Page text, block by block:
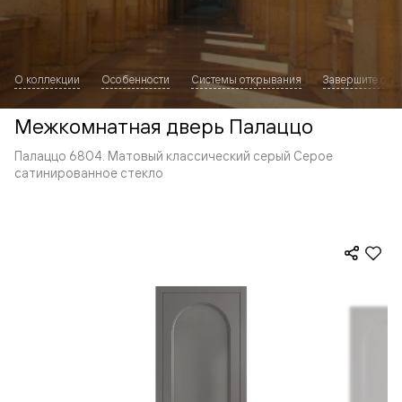
О коллекции Особенности Системы открывания Завершите
Межкомнатная дверь Палаццо
Палаццо 6804. Матовый классический серый Серое
сатинированное стекло